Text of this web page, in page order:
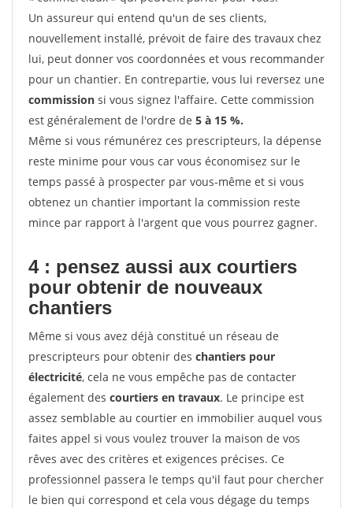
Un assureur qui entend qu'un de ses clients,
nouvellement installé, prévoit de faire des travaux chez
lui, peut donner vos coordonnées et vous recommander
pour un chantier. En contrepartie, vous lui reversez une
commission si vous signez l'affaire. Cette commission
est généralement de l'ordre de 5 à 15 %.
Même si vous rémunérez ces prescripteurs, la dépense
reste minime pour vous car vous économisez sur le
temps passé à prospecter par vous-même et si vous
obtenez un chantier important la commission reste
mince par rapport à l'argent que vous pourrez gagner.
4 : pensez aussi aux courtiers
pour obtenir de nouveaux
chantiers
Même si vous avez déjà constitué un réseau de
prescripteurs pour obtenir des chantiers pour
électricité, cela ne vous empêche pas de contacter
également des courtiers en travaux. Le principe est
assez semblable au courtier en immobilier auquel vous
faites appel si vous voulez trouver la maison de vos
rêves avec des critères et exigences précises. Ce
professionnel passera le temps qu'il faut pour chercher
le bien qui correspond et cela vous dégage du temps